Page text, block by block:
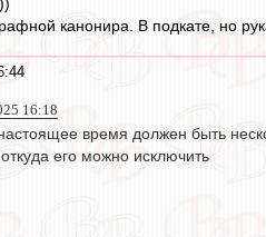
канонира. В подкате, но
16:18
время должен быть
его можно исключить